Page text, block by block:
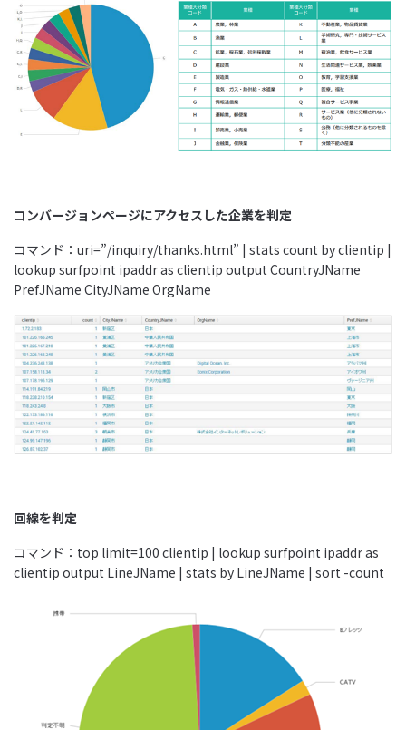
コンバージョンページにアクセスした企業を判定
コマンド：uri=”/inquiry/thanks.html” | stats count by clientip |
lookup surfpoint ipaddr as clientip output CountryJName
PrefJName CityJName OrgName
回線を判定
コマンド：top limit=100 clientip | lookup surfpoint ipaddr as
clientip output LineJName | stats by LineJName | sort -count